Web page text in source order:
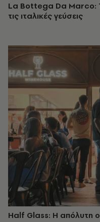
La Bottega Da Marco:
τις ιταλικές γεύσεις
Half Glass: Η απόλυτη